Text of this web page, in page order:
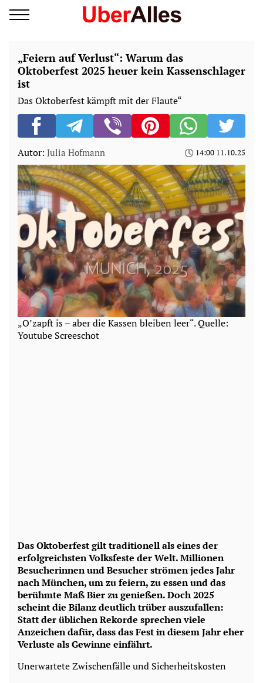
„Feiern auf Verlust“: Warum das
Oktoberfest 2025 heuer kein Kassenschlager
ist
Das Oktoberfest kämpft mit der Flaute“
Autor: Julia Hofmann 14:00 11.10.25
„O’zapft is – aber die Kassen bleiben leer“. Quelle:
Youtube Screeschot
Das Oktoberfest gilt traditionell als eines der
erfolgreichsten Volksfeste der Welt. Millionen
Besucherinnen und Besucher strömen jedes Jahr
nach München, um zu feiern, zu essen und das
berühmte Maß Bier zu genießen. Doch 2025
scheint die Bilanz deutlich trüber auszufallen:
Statt der üblichen Rekorde sprechen viele
Anzeichen dafür, dass das Fest in diesem Jahr eher
Verluste als Gewinne einfährt.
Unerwartete Zwischenfälle und Sicherheitskosten